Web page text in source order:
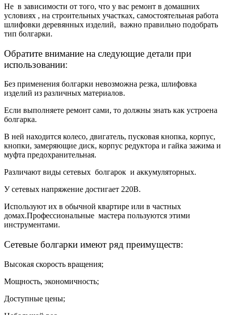
Не в зависимости от того, что у вас ремонт в домашних
условиях , на строительных участках, самостоятельная работа
шлифовки деревянных изделий, важно правильно подобрать
тип болгарки.
Обратите внимание на следующие детали при
использовании:
Без применения болгарки невозможна резка, шлифовка
изделий из различных материалов.
Если выполняете ремонт сами, то должны знать как устроена
болгарка.
В ней находится колесо, двигатель, пусковая кнопка, корпус,
кнопки, замеряющие диск, корпус редуктора и гайка зажима и
муфта предохранительная.
Различают виды сетевых болгарок и аккумуляторных.
У сетевых напряжение достигает 220В.
Используют их в обычной квартире или в частных
домах.Профессиональные мастера пользуются этими
инструментами.
Сетевые болгарки имеют ряд преимуществ:
Высокая скорость вращения;
Мощность, экономичность;
Доступные цены;